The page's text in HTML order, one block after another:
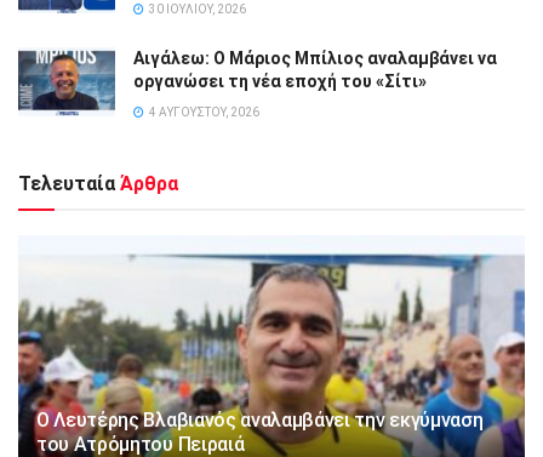
30 ΙΟΥΛΊΟΥ, 2026
Αιγάλεω: Ο Μάριος Μπίλιος αναλαμβάνει να
οργανώσει τη νέα εποχή του «Σίτι»
4 ΑΥΓΟΎΣΤΟΥ, 2026
Τελευταία Άρθρα
Ο Λευτέρης Βλαβιανός αναλαμβάνει την εκγύμναση
του Ατρόμητου Πειραιά